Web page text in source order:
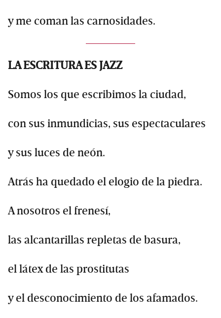
y me coman las carnosidades.
LA ESCRITURA ES JAZZ
Somos los que escribimos la ciudad,
con sus inmundicias, sus espectaculares
y sus luces de neón.
Atrás ha quedado el elogio de la piedra.
A nosotros el frenesí,
las alcantarillas repletas de basura,
el látex de las prostitutas
y el desconocimiento de los afamados.